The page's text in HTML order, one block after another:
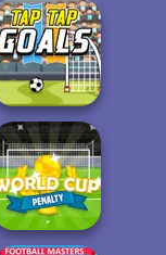
Goal Pinball
Tap Tap Goals